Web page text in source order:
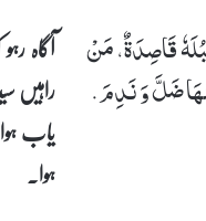
قَاصِدَةٌ، مَنْ
ضَلَّ وَ نَدِمَ.
آگاہ
راہیں
یاب ہوا
ہوا۔